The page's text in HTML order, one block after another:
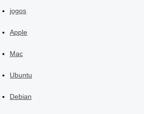
jogos
Apple
Mac
Ubuntu
Debian